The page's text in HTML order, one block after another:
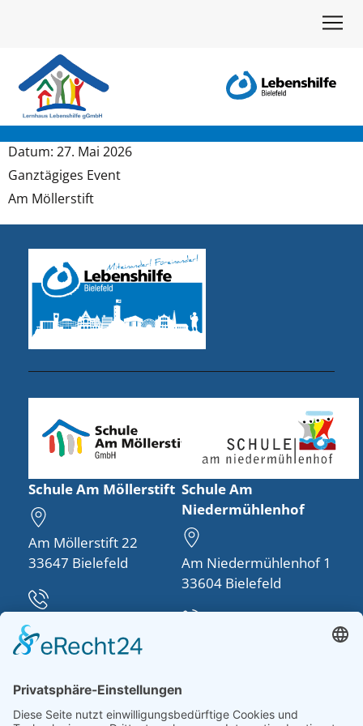
Datum: 27. Mai 2026
Ganz­tä­gi­ges Event
Am Möller­stift
Schule Am Möllerstift
Am Möllerstift 22
33647 Bielefeld
Telefon: 0521 48950-30
info(at)schule-am-
Schule Am
Niedermühlenhof
Am Niedermühlenhof 1
33604 Bielefeld